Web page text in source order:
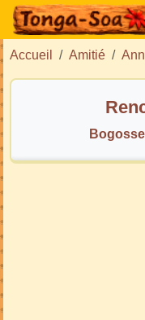
Accueil Amitié